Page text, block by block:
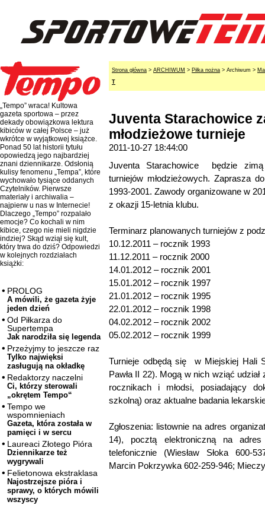
„Tempo” wraca! Kultowa
gazeta sportowa – przez
dekady obowiązkowa lektura
kibiców w całej Polsce – już
wkrótce w wyjątkowej książce.
Ponad 50 lat historii tytułu
opowiedzą jego najbardziej
znani dziennikarze. Odsłonią
kulisy fenomenu „Tempa”, które
wychowało tysiące oddanych
Czytelników. Pierwsze
materiały i archiwalia –
najpierw u nas w Internecie!
Dlaczego „Tempo” rozpalało
emocje? Co kochali w nim
kibice, czego nie mieli nigdzie
indziej? Skąd wziął się kult,
który trwa do dziś? Odpowiedzi
w kolejnych rozdziałach
książki:
PROLOG
A mówili, że gazeta żyje
jeden dzień
Od Piłkarza do
Supertempa
Jak narodziła się legenda
Przeżyjmy to jeszcze raz
Tylko najwięksi
zasługują na okładkę
Redaktorzy naczelni
Ci, którzy sterowali
„okrętem Tempo“
Tempo we
wspomnieniach
Gazeta, która została w
pamięci i w sercu
Laureaci Złotego Pióra
Dziennikarze też
wygrywali
Felietonowa ekstraklasa
Najostrzejsze pióra i
sprawy, o których mówili
wszyscy
Strona główna > ARCHIWUM > Piłka nożna > Archiwum >
T
Juventa Starachowice
młodzieżowe turnieje
2011-10-27 18:44:00
Juventa Starachowice będzie
turniejów młodzieżowych. Zaprasza
1993-2001. Zawody organizowane w
z okazji 15-letnia klubu.
Terminarz planowanych turniejów z
10.12.2011 – rocznik 1993
11.12.2011 – rocznik 2000
14.01.2012 – rocznik 2001
15.01.2012 – rocznik 1997
21.01.2012 – rocznik 1995
22.01.2012 – rocznik 1998
04.02.2012 – rocznik 2002
05.02.2012 – rocznik 1999
Turnieje odbędą się w Miejskiej Hali
Pawła II 22). Mogą w nich wziąć
rocznikach i młodsi, posiadający
szkolną) oraz aktualne badania
Zgłoszenia: listownie na adres
14), pocztą elektroniczną na adres
telefonicznie (Wiesław Słoka 600-
Marcin Pokrzywka 602-259-946;